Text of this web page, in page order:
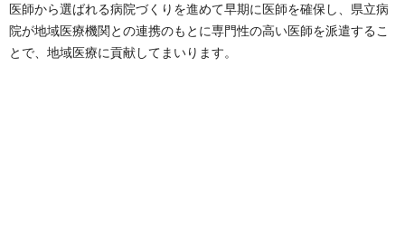
医師から選ばれる病院づくりを進めて早期に医師を確保し、県立病
院が地域医療機関との連携のもとに専門性の高い医師を派遣するこ
とで、地域医療に貢献してまいります。